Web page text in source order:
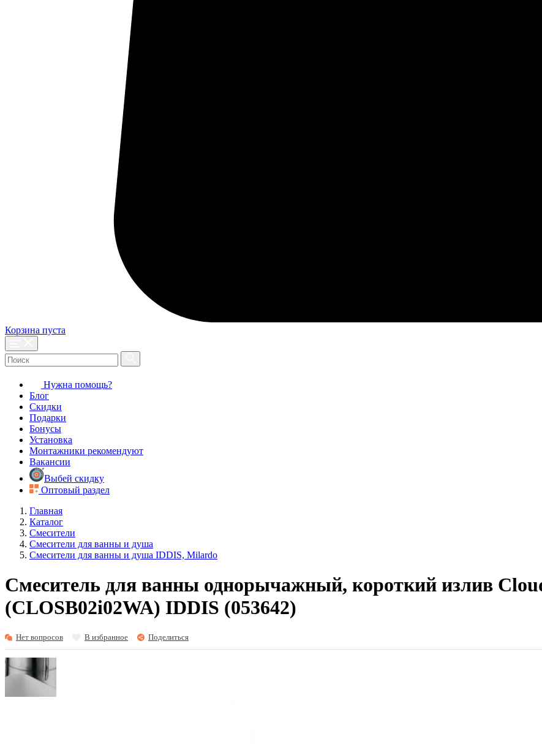
Корзина пуста
Нужна помощь?
Блог
Скидки
Подарки
Бонусы
Установка
Монтажники рекомендуют
Вакансии
Выбей скидку
Оптовый раздел
Главная
Каталог
Смесители
Смесители для ванны и душа
Смесители для ванны и душа IDDIS, Milardo
Смеситель для ванны однорычажный, короткий излив
(CLOSB02i02WA) IDDIS (053642)
Нет вопросов В избранное Поделиться